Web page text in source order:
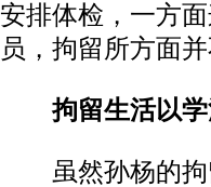
安排体检，一方
员，拘留所方面
拘留生活以学
虽然孙杨的拘